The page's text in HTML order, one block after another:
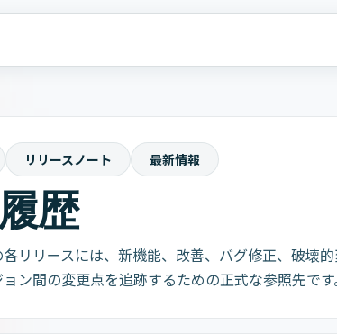
リリースノート 最新情報
歴
リリースには、新機能、改善、バグ修正、破壊
ン間の変更点を追跡するための正式な参照先です